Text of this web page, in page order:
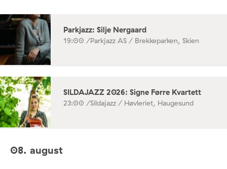
Parkjazz: Silje Nergaard
19:00 /Parkjazz AS / Brekkeparken, Skien
SILDAJAZZ 2026: Signe Førre Kvartett
23:00 /Sildajazz / Høvleriet, Haugesund
08. august